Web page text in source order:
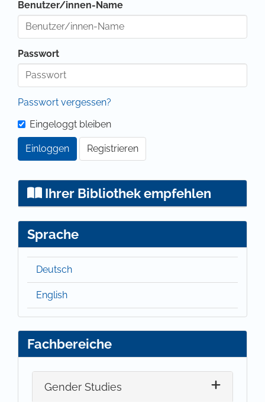
Benutzer/innen-Name
Passwort
Passwort vergessen?
Eingeloggt bleiben
Einloggen Registrieren
Ihrer Bibliothek empfehlen
Sprache
Deutsch
English
Fachbereiche
Gender Studies